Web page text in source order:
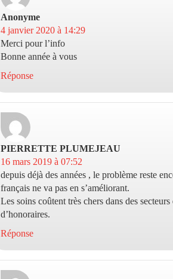
Anonyme
4 janvier 2020 à 14:29
Merci pour l’info
Bonne année à vous
Réponse
PIERRETTE PLUMEJEAU
16 mars 2019 à 07:52
depuis déjà des années , le problème reste
français ne va pas en s’améliorant.
Les soins coûtent très chers dans des
d’honoraires.
Réponse